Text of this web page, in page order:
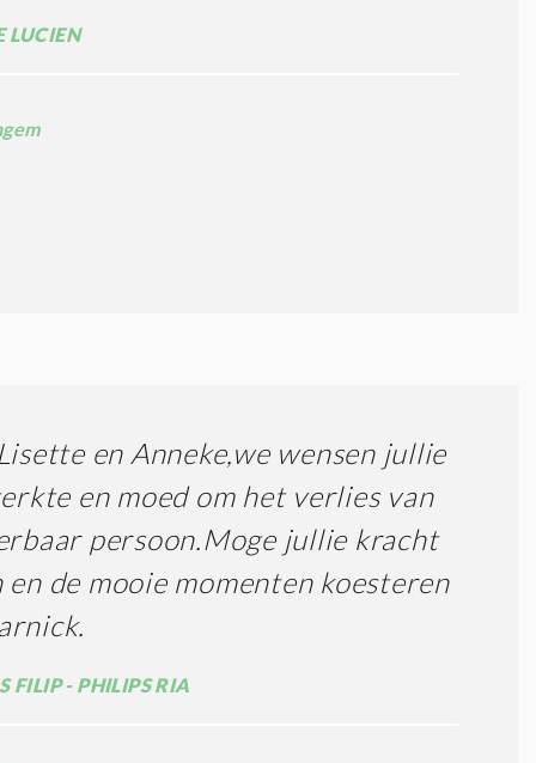
LUCIEN
en Anneke,we wensen jullie
en moed om het verlies van
persoon.Moge jullie kracht
de mooie momenten koesteren
FILIP - PHILIPS RIA